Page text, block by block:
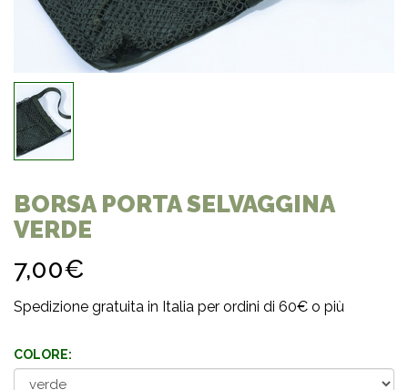
BORSA PORTA SELVAGGINA
VERDE
7,00€
Spedizione gratuita in Italia per ordini di 60€ o più
COLORE: